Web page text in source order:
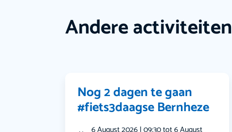
Andere activiteiten
Nog 2 dagen te gaan
#fiets3daagse Bernheze